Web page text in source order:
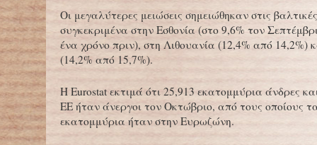
Οι μεγαλύτερες μειώσεις σημειώθηκαν στις
συγκεκριμένα στην Εσθονία (στο 9,6% τον
ένα χρόνο πριν), στη Λιθουανία (12,4% από 14,2%)
(14,2% από 15,7%).
Η Eurostat εκτιμά ότι 25,913 εκατομμύρια άνδρες
ΕΕ ήταν άνεργοι τον Οκτώβριο, από τους οποίους
εκατομμύρια ήταν στην Ευρωζώνη.